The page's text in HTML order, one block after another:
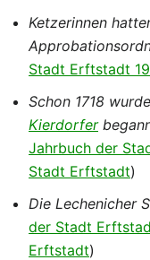
Ketzerinnen
Stadt Erftstadt
Schon 1718
Kierdorfer
Jahrbuch der
Stadt Erftstadt)
Die Lechenicher
der Stadt
Erftstadt)